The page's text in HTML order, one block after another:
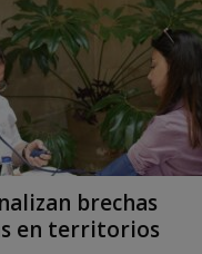
brechas
en territorios